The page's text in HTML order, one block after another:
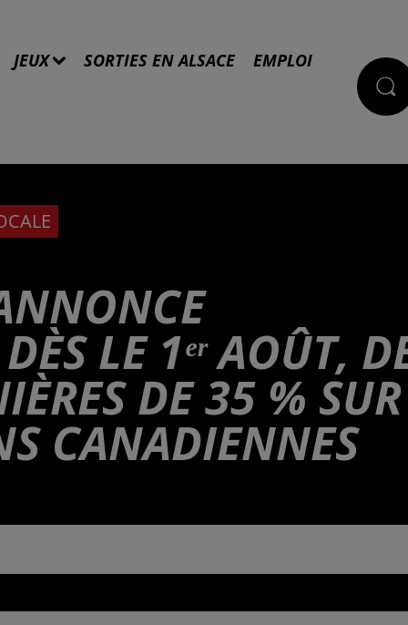
JEUX SORTIES EN ALSACE EMPLOI
LE 1ᵉʳ AOÛT,
DE 35 % SUR
CANADIENNES